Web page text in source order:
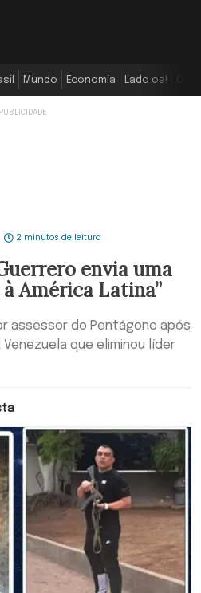
Mundo Economia Lado oa!
2 minutos de leitura
envia uma
América Latina”
assessor do Pentágono após
que eliminou líder